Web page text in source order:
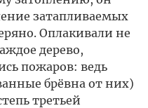
затапливаемых
Оплакивали не
дерево,
пожаров: ведь
брёвна от них)
третьей